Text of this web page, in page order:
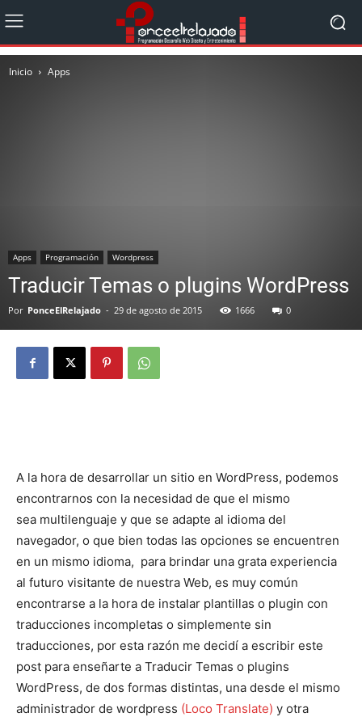
Inicio Apps
Apps Programación Wordpress
Traducir Temas o plugins WordPress
Por PonceElRelajado - 29 de agosto de 2015 1666 0
A la hora de desarrollar un sitio en WordPress, podemos
encontrarnos con la necesidad de que el mismo
sea multilenguaje y que se adapte al idioma del
navegador, o que bien todas las opciones se encuentren
en un mismo idioma, para brindar una grata experiencia
al futuro visitante de nuestra Web, es muy común
encontrarse a la hora de instalar plantillas o plugin con
traducciones incompletas o simplemente sin
traducciones, por esta razón me decidí a escribir este
post para enseñarte a Traducir Temas o plugins
WordPress, de dos formas distintas, una desde el mismo
administrador de wordpress (Loco Translate) y otra